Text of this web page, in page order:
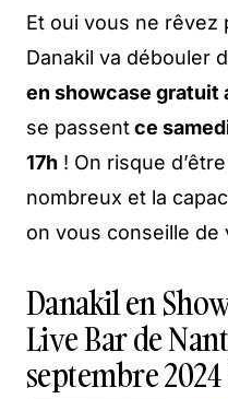
Et oui vous ne
Danakil va débouler
en showcase gratuit
se passentce
17h ! On risque
nombreux et la
on vous conseille de
Danakil en
Live Bar de
septembre